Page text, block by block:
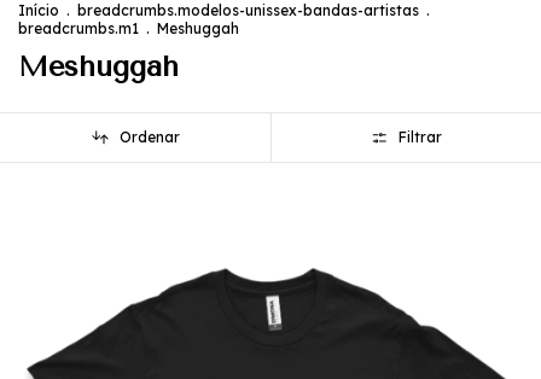
Início . breadcrumbs.modelos-unissex-bandas-artistas .
breadcrumbs.m1 . Meshuggah
Meshuggah
Ordenar Filtrar